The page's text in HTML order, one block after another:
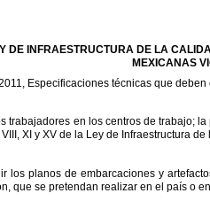
DE INFRAESTRUCTURA DE LA
MEXICANAS
Especificaciones técnicas que deben
trabajadores en los centros de trabajo; la
VIII, XI y XV de la Ley de Infraestructura de
los planos de embarcaciones y
que se pretendan realizar en el país o en